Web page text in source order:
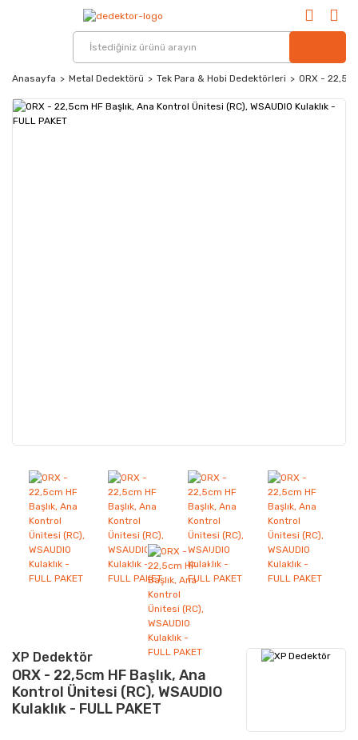
Anasayfa Metal Dedektörü Tek Para & Hobi Dedektörleri ORX -
XP Dedektör
ORX - 22,5cm HF Başlık, Ana
Kontrol Ünitesi (RC), WSAUDIO
Kulaklık - FULL PAKET